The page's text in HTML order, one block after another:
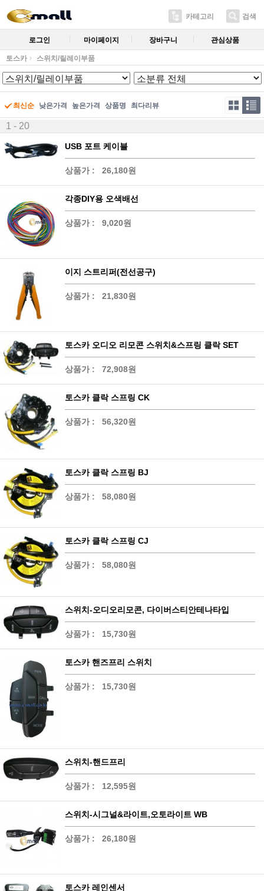
카테고리 검색
로그인 마이페이지 장바구니 관심상품
토스카 스위치/릴레이부품
최신순 낮은가격 높은가격 상품명 최다리뷰
1 - 20
USB 포트 케이블
상품가 : 26,180원
각종DIY용 오색배선
상품가 : 9,020원
이지 스트리퍼(전선공구)
상품가 : 21,830원
토스카 오디오 리모콘 스위치&스프링 클락 SET
상품가 : 72,908원
토스카 클락 스프링 CK
상품가 : 56,320원
토스카 클락 스프링 BJ
상품가 : 58,080원
토스카 클락 스프링 CJ
상품가 : 58,080원
스위치-오디오리모콘, 다이버스티안테나타입
상품가 : 15,730원
토스카 핸즈프리 스위치
상품가 : 15,730원
스위치-핸드프리
상품가 : 12,595원
스위치-시그널&라이트,오토라이트 WB
상품가 : 26,180원
토스카 레인센서